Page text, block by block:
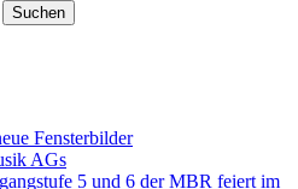
Suchen
Fensterbilder
AGs
5 und 6 der MBR feiert im